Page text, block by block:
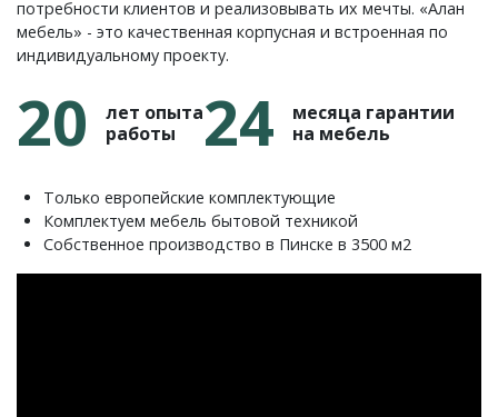
потребности клиентов и реализовывать их мечты. «Алан
мебель» - это качественная корпусная и встроенная по
индивидуальному проекту.
20
лет опыта
работы
24
месяца гарантии
на мебель
Только европейские комплектующие
Комплектуем мебель бытовой техникой
Собственное производство в Пинске в 3500 м2